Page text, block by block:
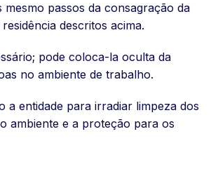
mesmo passos da consagração da
descritos acima.
pode coloca-la oculta da
no ambiente de trabalho.
a entidade para irradiar limpeza dos
ambiente e a proteção para os